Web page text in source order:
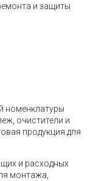
и защиты
номенклатуры
очистители и
продукция для
и расходных
монтажа,